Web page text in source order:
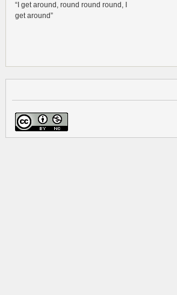
“I get around, round round round, I
get around”